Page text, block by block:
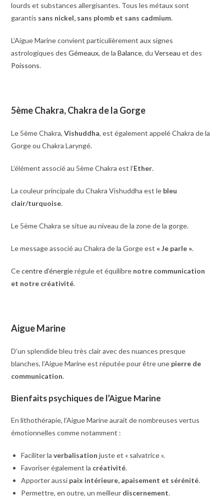
lourds et substances allergisantes. Tous les métaux sont
garantis sans nickel, sans plomb et sans cadmium.
L’Aigue Marine convient particulièrement aux signes
astrologiques desGémeaux, de laBalance, duVerseau et des
Poissons.
5ème Chakra, Chakra de la Gorge
Le 5ème Chakra,Vishuddha, est également appelé Chakra de la
Gorge ou Chakra Laryngé.
L’élément associé au 5ème Chakra est l’Ether.
La couleur principale du Chakra Vishuddha est le bleu
clair/turquoise.
Le 5ème Chakra se situe au niveau de la zone de la gorge.
Le message associé au Chakra de la Gorge est « Je parle ».
Cecentre d’énergierégule et équilibre notre communication
et notre créativité.
Aigue Marine
D’un splendide bleu très clair avec des nuances presque
blanches, l’Aigue Marine est réputée pour être une pierre de
communication.
Bienfaits psychiques de l’Aigue Marine
En lithothérapie, l’Aigue Marine aurait de nombreuses vertus
émotionnelles comme notamment :
Faciliter laverbalisation juste et « salvatrice ».
Favoriser également la créativité.
Apporter aussi paix intérieure, apaisement et sérénité.
Permettre, en outre, un meilleur discernement.